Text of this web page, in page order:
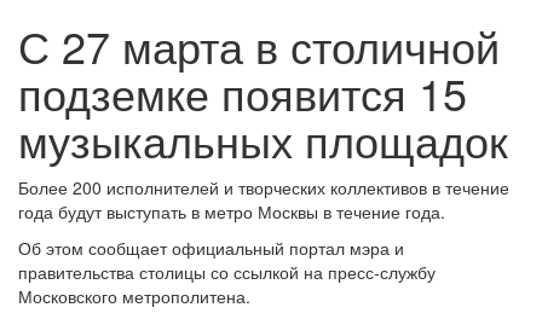
С 27 марта в столичной
подземке появится 15
музыкальных площадок
Более 200 исполнителей и творческих коллективов в течение
года будут выступать в метро Москвы в течение года.
Об этом сообщает официальный портал мэра и
правительства столицы со ссылкой на пресс-службу
Московского метрополитена.